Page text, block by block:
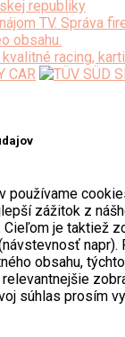
používame
zážitok z
Cieľom je taktiež
obsahu,
súhlas prosím